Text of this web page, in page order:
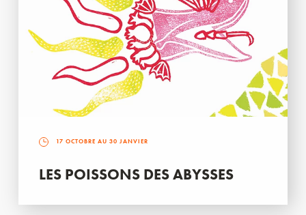
17 OCTOBRE AU 30 JANVIER
LES POISSONS DES ABYSSES